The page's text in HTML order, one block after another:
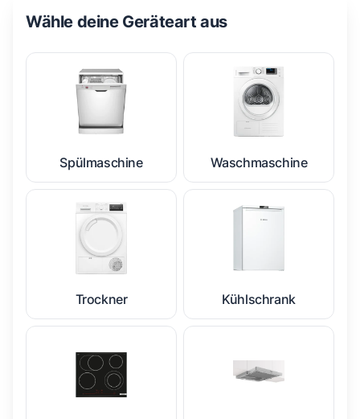
Wähle deine Geräteart aus
Spülmaschine Waschmaschine
Trockner Kühlschrank